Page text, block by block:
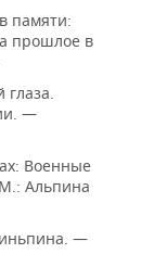
памяти:
прошлое в
глаза.
—
Военные
Альпина
—